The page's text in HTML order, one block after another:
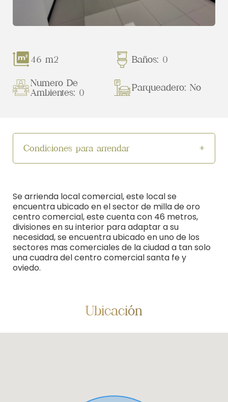
46 m2
Baños: 0
Numero De
Ambientes: 0
Parqueadero: No
Condiciones para arrendar
Se arrienda local comercial, este local se
encuentra ubicado en el sector de milla de oro
centro comercial, este cuenta con 46 metros,
divisiones en su interior para adaptar a su
necesidad, se encuentra ubicado en uno de los
sectores mas comerciales de la ciudad a tan solo
una cuadra del centro comercial santa fe y
oviedo.
Ubicación